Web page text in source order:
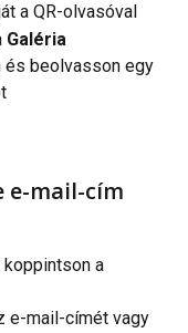
a QR-olvasóval
Galéria
beolvasson egy
e-mail-cím
koppintson a
e-mail-címét vagy